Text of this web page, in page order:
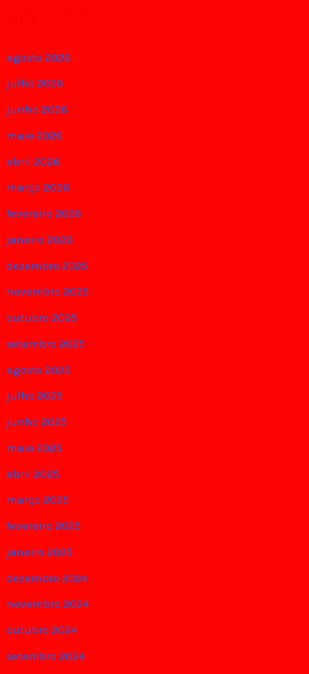
agosto 2026
julho 2026
junho 2026
maio 2026
abril 2026
março 2026
fevereiro 2026
janeiro 2026
dezembro 2025
novembro 2025
outubro 2025
setembro 2025
agosto 2025
julho 2025
junho 2025
maio 2025
abril 2025
março 2025
fevereiro 2025
janeiro 2025
dezembro 2024
novembro 2024
outubro 2024
setembro 2024